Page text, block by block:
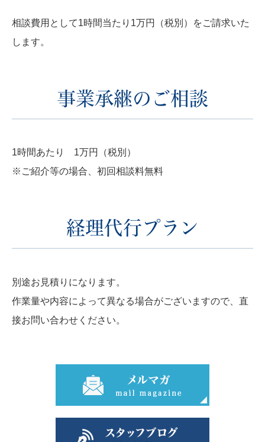
相談費用として1時間当たり1万円（税別）をご請求いた
します。
事業承継のご相談
1時間あたり 1万円（税別）
※ご紹介等の場合、初回相談料無料
経理代行プラン
別途お見積りになります。
作業量や内容によって異なる場合がございますので、直
接お問い合わせください。